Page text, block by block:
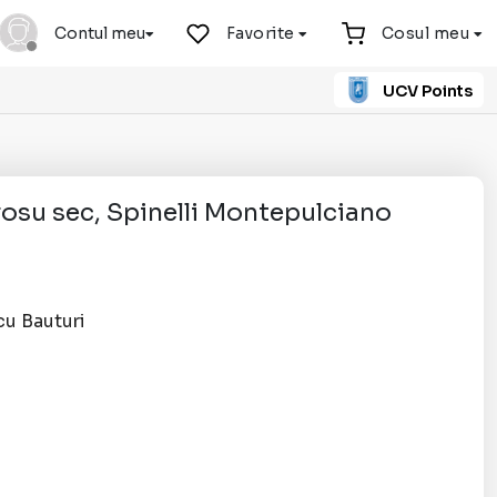
Contul meu Favorite Cosul meu
UCV Points
sec, Spinelli Montepulciano
Bauturi